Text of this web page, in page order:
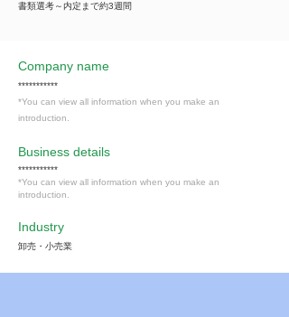
書類選考～内定まで約3週間
Company name
***********
*You can view all information when you make an
introduction.
​Business details
***********
*You can view all information when you make an
introduction.
Industry
卸売・小売業